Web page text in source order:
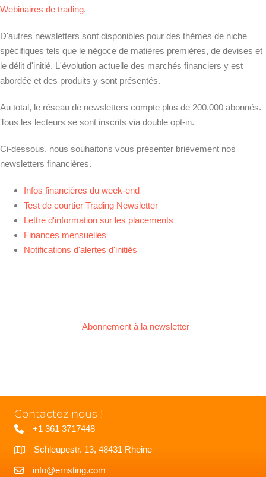
Webinaires de trading.
D'autres newsletters sont disponibles pour des thèmes de niche
spécifiques tels que le négoce de matières premières, de devises et
le délit d'initié. L'évolution actuelle des marchés financiers y est
abordée et des produits y sont présentés.
Au total, le réseau de newsletters compte plus de 200.000 abonnés.
Tous les lecteurs se sont inscrits via double opt-in.
Ci-dessous, nous souhaitons vous présenter brièvement nos
newsletters financières.
Infos financières du week-end
Test de courtier Trading Newsletter
Lettre d'information sur les placements
Finances mensuelles
Notifications d'alertes d'initiés
Abonnement à la newsletter
Contactez nous !
+1 361 3717448
Schleupestr. 13, 48431 Rheine
info@ernsting.com